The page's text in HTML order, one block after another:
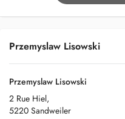
Przemyslaw Lisowski
Przemyslaw Lisowski
2 Rue Hiel,
5220 Sandweiler